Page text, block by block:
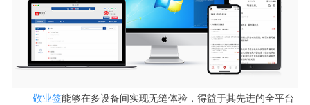
敬业签能够在多设备间实现无缝体验，得益于其先进的全平台